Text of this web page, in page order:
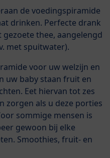
de voedingspiramide
drinken. Perfecte drank
thee, aangelengd
met spuitwater).
voor uw welzijn en
uw baby staan fruit en
Eet hiervan tot zes
zorgen als u deze porties
sommige mensen is
gewoon bij elke
Smoothies, fruit- en